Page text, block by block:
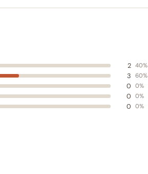
2 40%
3 60%
0 0%
0 0%
0 0%